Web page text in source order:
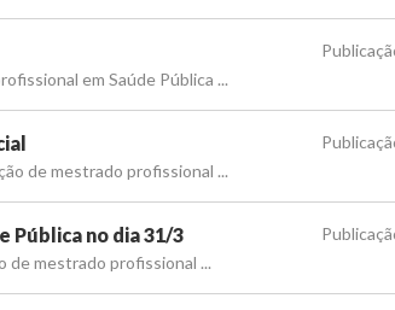
em Saúde Pública ...
de mestrado profissional ...
Pública no dia 31/3
de mestrado profissional ...